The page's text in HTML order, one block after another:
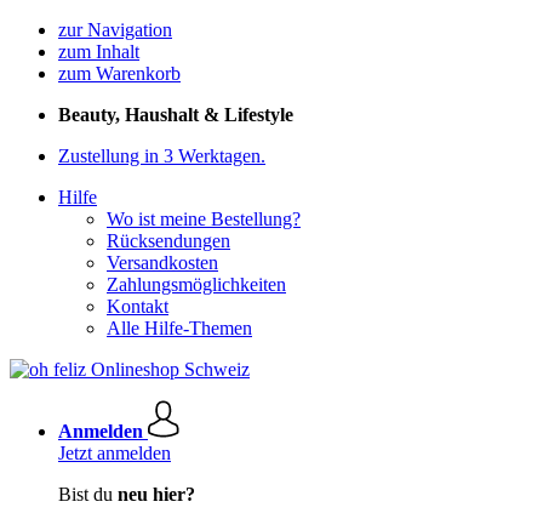
zur Navigation
zum Inhalt
zum Warenkorb
Beauty, Haushalt & Lifestyle
Zustellung in 3 Werktagen.
Hilfe
Wo ist meine Bestellung?
Rücksendungen
Versandkosten
Zahlungsmöglichkeiten
Kontakt
Alle Hilfe-Themen
Anmelden
Jetzt anmelden
Bist du neu hier?